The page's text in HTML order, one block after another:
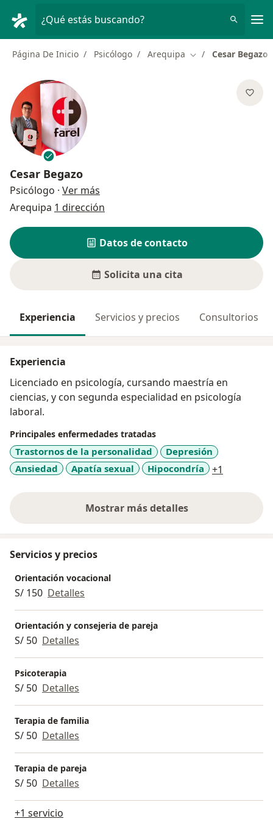
¿Qué estás buscando?
Página De Inicio Psicólogo Arequipa Cambiar de ciudad
Cesar Begazo
Cesar Begazo
Psicólogo · Ver más
Arequipa 1 dirección
Datos de contacto
Solicita una cita
Experiencia Servicios y precios Consultorios
Experiencia
Licenciado en psicología, cursando maestría en
ciencias, y con segunda especialidad en psicología
laboral.
Principales enfermedades tratadas
Trastornos de la personalidad
Depresión
Ansiedad
Apatía sexual Hipocondría +1
Mostrar más detalles
sobre la experiencia
Servicios y precios
Orientación vocacional
S/ 150 Detalles
Orientación y consejeria de pareja
S/ 50 Detalles
Psicoterapia
S/ 50 Detalles
Terapia de familia
S/ 50 Detalles
Terapia de pareja
S/ 50 Detalles
+1 servicio